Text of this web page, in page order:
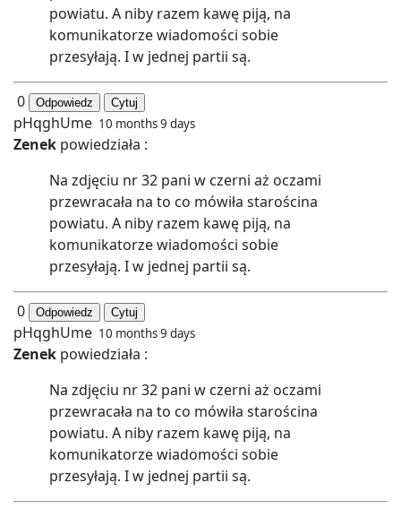
powiatu. A niby razem kawę piją, na
komunikatorze wiadomości sobie
przesyłają. I w jednej partii są.
0 Odpowiedz Cytuj
pHqghUme 10 months 9 days
Zenek powiedziała :
Na zdjęciu nr 32 pani w czerni aż oczami
przewracała na to co mówiła starościna
powiatu. A niby razem kawę piją, na
komunikatorze wiadomości sobie
przesyłają. I w jednej partii są.
0 Odpowiedz Cytuj
pHqghUme 10 months 9 days
Zenek powiedziała :
Na zdjęciu nr 32 pani w czerni aż oczami
przewracała na to co mówiła starościna
powiatu. A niby razem kawę piją, na
komunikatorze wiadomości sobie
przesyłają. I w jednej partii są.